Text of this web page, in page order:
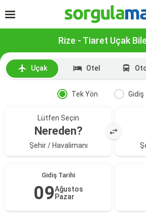
Rize - Tiaret Uçak
Uçak Otel
Tek Yön Gidiş
Lütfen Seçin
Nereden?
Şehir / Havalimanı
Gidiş Tarihi
09Ağustos
Pazar